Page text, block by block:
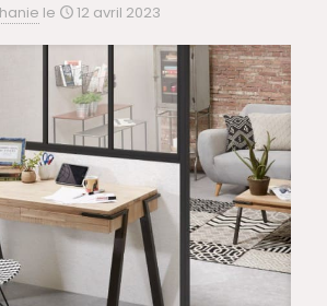
le 12 avril 2023